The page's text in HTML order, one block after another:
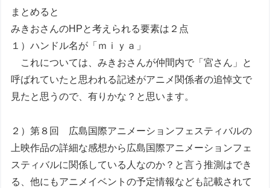
まとめると
みきおさんのHPと考えられる要素は２点
１）ハンドル名が「ｍｉｙａ」
これについては、みきおさんが仲間内で「宮さん」と
呼ばれていたと思われる記述がアニメ関係者の追悼文で
見たと思うので、有りかな？と思います。
２）第８回 広島国際アニメーションフェスティバルの
上映作品の詳細な感想から広島国際アニメーションフェ
スティバルに関係している人なのか？と言う推測はでき
る、他にもアニメイベントの予定情報なども記載されて